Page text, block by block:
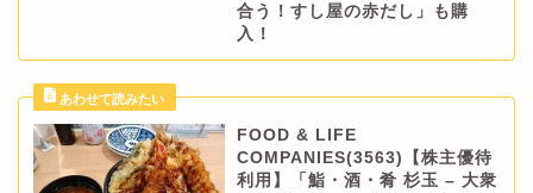
合う！すし屋の赤だし」も購
入！
FOOD & LIFE
COMPANIES(3563)【株主優待
利用】「鮨・酒・肴 杉玉 – 大衆